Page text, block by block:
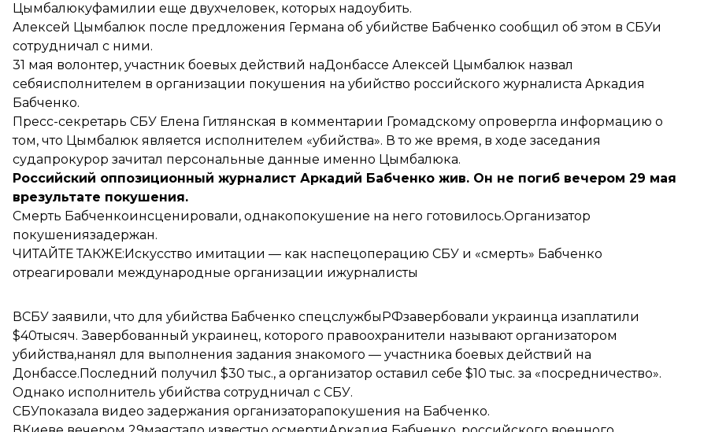
Цымбалюкуфамилии еще двухчеловек, которых надоубить.
Алексей Цымбалюк после предложения Германа об убийстве Бабченко сообщил об этом в СБУи
сотрудничал с ними.
31 мая волонтер, участник боевых действий наДонбассе Алексей Цымбалюк назвал
себяисполнителем в организации покушения на убийство российского журналиста Аркадия
Бабченко.
Пресс-секретарь СБУ Елена Гитлянская в комментарии Громадскому опровергла информацию о
том, что Цымбалюк является исполнителем «убийства». В то же время, в ходе заседания
судапрокурор зачитал персональные данные именно Цымбалюка.
Российский оппозиционный журналист Аркадий Бабченко жив. Он не погиб вечером 29 мая
врезультате покушения.
Смерть Бабченкоинсценировали, однакопокушение на него готовилось.Организатор
покушениязадержан.
ЧИТАЙТЕ ТАКЖЕ:Искусство имитации — как наспецоперацию СБУ и «смерть» Бабченко
отреагировали международные организации ижурналисты
ВСБУ заявили, что для убийства Бабченко спецслужбыРФзавербовали украинца изаплатили
$40тысяч. Завербованный украинец, которого правоохранители называют организатором
убийства,нанял для выполнения задания знакомого — участника боевых действий на
Донбассе.Последний получил $30 тыс., а организатор оставил себе $10 тыс. за «посредничество».
Однако исполнитель убийства сотрудничал с СБУ.
СБУпоказала видео задержания организаторапокушения на Бабченко.